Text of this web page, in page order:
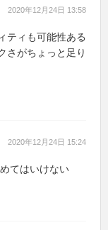
2020年12月24日 13:58
ティも可能性ある
さがちょっと足り
2020年12月24日 15:24
てはいけない